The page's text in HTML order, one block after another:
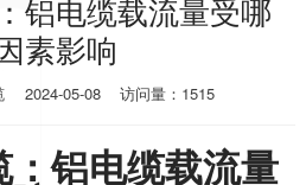
铝电缆载流量受哪
素影响
2024-05-08 访问量：1515
铝电缆载流量